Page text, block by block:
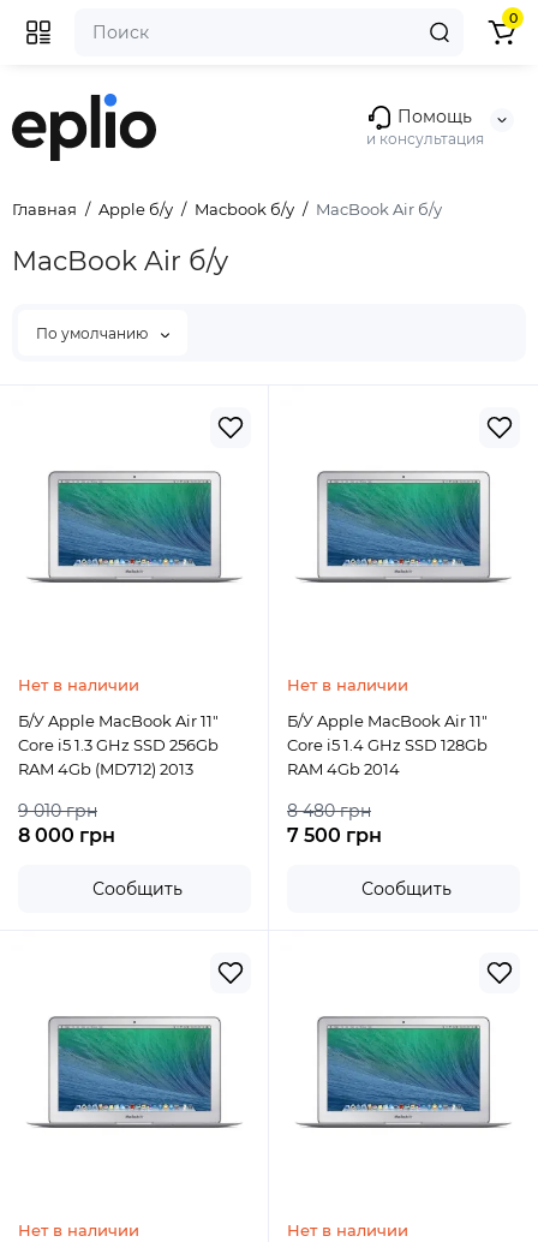
Помощь
и консультация
0
Главная Apple б/у Macbook б/у MacBook Air б/у
MacBook Air б/у
По умолчанию
Нет в наличии
Б/У Apple MacBook Air 11"
Core i5 1.3 GHz SSD 256Gb
RAM 4Gb (MD712) 2013
9 010 грн
8 000 грн
Сообщить
Нет в наличии
Б/У Apple MacBook Air 11"
Core i5 1.4 GHz SSD 128Gb
RAM 4Gb 2014
8 480 грн
7 500 грн
Сообщить
Нет в наличии
Нет в наличии